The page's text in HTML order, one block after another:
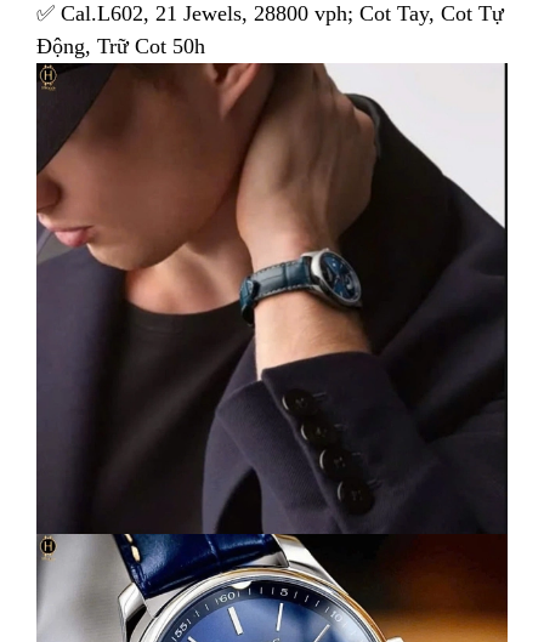
✅ Cal.L602, 21 Jewels, 28800 vph; Cot Tay, Cot Tự
Động, Trữ Cot 50h